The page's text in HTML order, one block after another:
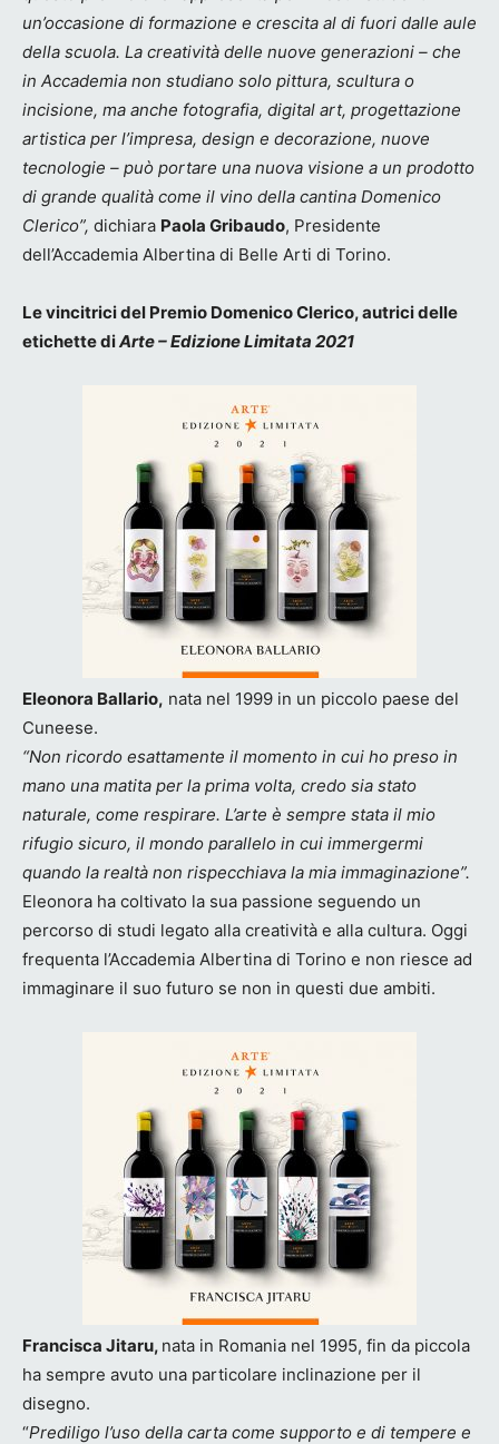
un’occasione di formazione e crescita al di fuori dalle aule
della scuola. La creatività delle nuove generazioni – che
in Accademia non studiano solo pittura, scultura o
incisione, ma anche fotografia, digital art, progettazione
artistica per l’impresa, design e decorazione, nuove
tecnologie – può portare una nuova visione a un prodotto
di grande qualità come il vino della cantina Domenico
Clerico”, dichiara Paola Gribaudo, Presidente
dell’Accademia Albertina di Belle Arti di Torino.
Le vincitrici del Premio Domenico Clerico, autrici delle
etichette diArte – Edizione Limitata 2021
Eleonora Ballario, nata nel 1999 in un piccolo paese del
Cuneese.
“Non ricordo esattamente il momento in cui ho preso in
mano una matita per la prima volta, credo sia stato
naturale, come respirare. L’arte è sempre stata il mio
rifugio sicuro, il mondo parallelo in cui immergermi
quando la realtà non rispecchiava la mia immaginazione”.
Eleonora ha coltivato la sua passione seguendo un
percorso di studi legato alla creatività e alla cultura. Oggi
frequenta l’Accademia Albertina di Torino e non riesce ad
immaginare il suo futuro se non in questi due ambiti.
Francisca Jitaru, nata in Romania nel 1995, fin da piccola
ha sempre avuto una particolare inclinazione per il
disegno.
“Prediligo l’uso della carta come supporto e di tempere e